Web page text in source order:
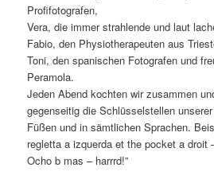
Profifotografen,
Vera, die immer strahlende und laut
Fabio, den Physiotherapeuten aus
Toni, den spanischen Fotografen und
Peramola.
Jeden Abend kochten wir zusammen
gegenseitig die Schlüsselstellen
Füßen und in sämtlichen Sprachen.
regletta a izquerda et the pocket a droit
Ocho b mas – harrrd!”